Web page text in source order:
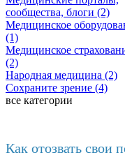
сообщества, блоги (2)
Медицинское
(1)
Медицинское
(2)
Народная медицина (2)
Сохраните зрение (4)
все категории
Как отозвать свои